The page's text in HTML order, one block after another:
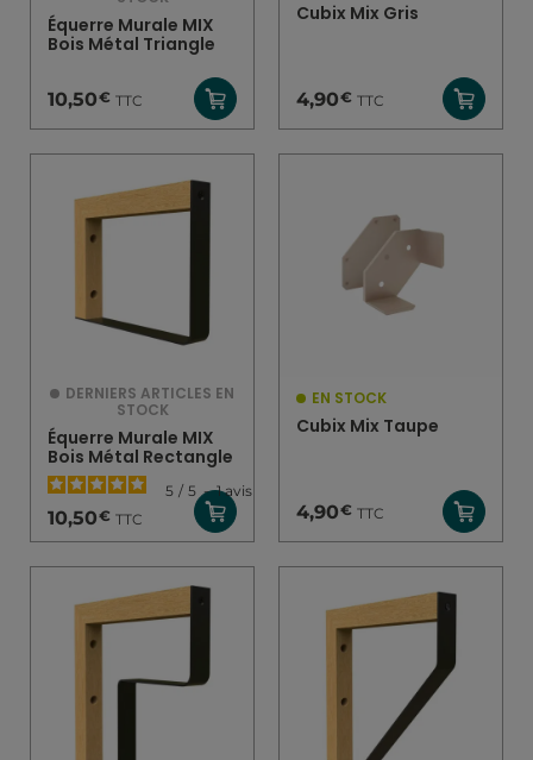
Équerre Murale MIX
Bois Métal Triangle
10,50€ TTC
Cubix Mix Gris
4,90€ TTC
DERNIERS ARTICLES EN
STOCK
Équerre Murale MIX
Bois Métal Rectangle
5 / 5 - 1avis
10,50€ TTC
EN STOCK
Cubix Mix Taupe
4,90€ TTC